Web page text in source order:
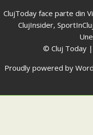
ClujToday face parte din
ClujInsider,
© Cluj Today
Proudly powered by